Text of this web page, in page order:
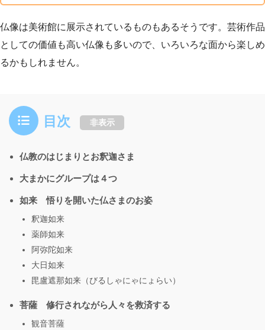
仏像は美術館に展示されているものもあるそうです。芸術作品
としての価値も高い仏像も多いので、いろいろな面から楽しめ
るかもしれません。
目次 非表示
仏教のはじまりとお釈迦さま
大まかにグループは４つ
如来 悟りを開いた仏さまのお姿
釈迦如来
薬師如来
阿弥陀如来
大日如来
毘盧遮那如来（びるしゃにゃにょらい）
菩薩 修行されながら人々を救済する
観音菩薩